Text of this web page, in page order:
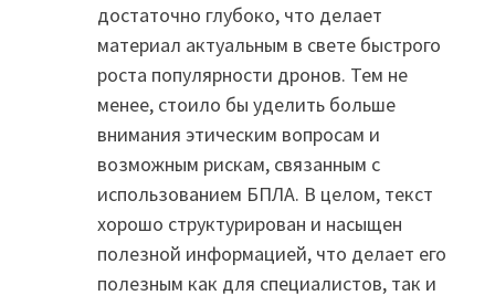
достаточно глубоко, что делает
материал актуальным в свете быстрого
роста популярности дронов. Тем не
менее, стоило бы уделить больше
внимания этическим вопросам и
возможным рискам, связанным с
использованием БПЛА. В целом, текст
хорошо структурирован и насыщен
полезной информацией, что делает его
полезным как для специалистов, так и